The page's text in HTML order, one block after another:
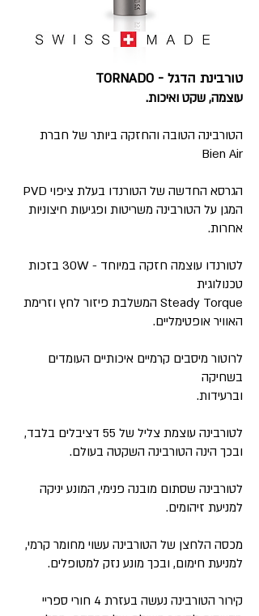
טורבינת הדגל - TORNADO
עוצמה, שקט ואיכות.
הטורבינה הטובה והחזקה ביותר של חברת
Bien Air
הגרסא החדשה של הטורנדו בעלת ציפוי PVD
המגן על הטורבינה משריטות ופגיעות חיצוניות
אחרות.
לטורנדו עוצמה חזקה במיוחד - 30W בזכות
טכנולוגית
Steady Torque המשלבת פיזור לחץ וזרימת
האוויר אופטימליים.
לרוטור מיסבים קרמיים איכותיים העומדים
בשחיקה
וברעידות.
לטורבינה עוצמת צליל של 55 דציבלים בלבד,
ובכך הינה הטורבינה השקטה בעולם.
לטורבינה שסתום מובנה פנימי, המונע יניקה
למניעת זיהומים.
מכסה הלחצן של הטורבינה עשוי מחומר קרמי,
למניעת חימום, ובכך מונע נזק למטופלים.
קירור הטורבינה נעשה בעזרת 4 חורי ספריי